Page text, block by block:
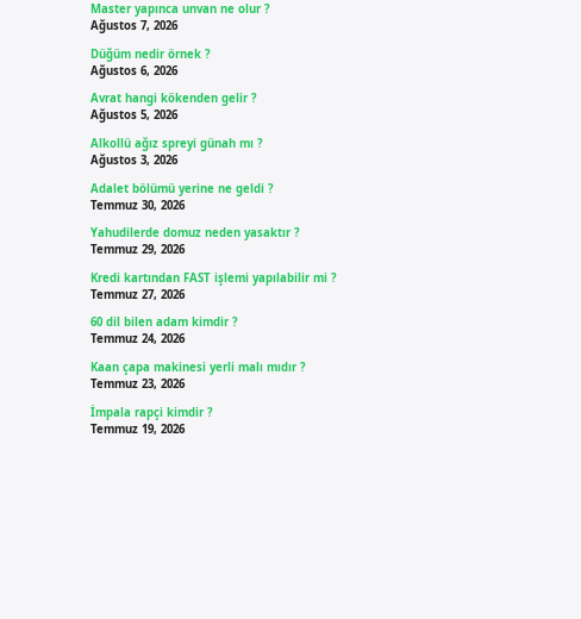
Master yapınca unvan ne olur ?
Ağustos 7, 2026
Düğüm nedir örnek ?
Ağustos 6, 2026
Avrat hangi kökenden gelir ?
Ağustos 5, 2026
Alkollü ağız spreyi günah mı ?
Ağustos 3, 2026
Adalet bölümü yerine ne geldi ?
Temmuz 30, 2026
Yahudilerde domuz neden yasaktır ?
Temmuz 29, 2026
Kredi kartından FAST işlemi yapılabilir mi ?
Temmuz 27, 2026
60 dil bilen adam kimdir ?
Temmuz 24, 2026
Kaan çapa makinesi yerli malı mıdır ?
Temmuz 23, 2026
İmpala rapçi kimdir ?
Temmuz 19, 2026